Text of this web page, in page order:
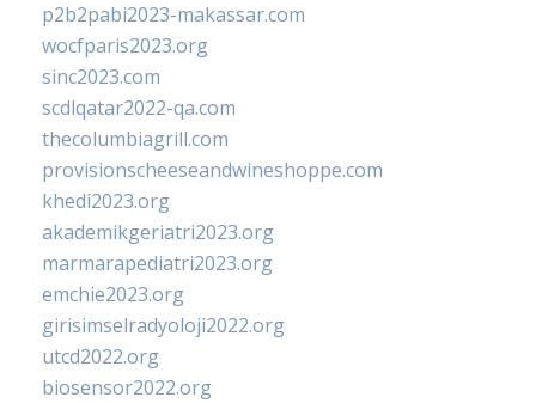
p2b2pabi2023-makassar.com
wocfparis2023.org
sinc2023.com
scdlqatar2022-qa.com
thecolumbiagrill.com
provisionscheeseandwineshoppe.com
khedi2023.org
akademikgeriatri2023.org
marmarapediatri2023.org
emchie2023.org
girisimselradyoloji2022.org
utcd2022.org
biosensor2022.org